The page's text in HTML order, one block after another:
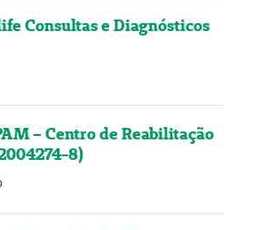
Consultas e Diagnósticos
– Centro de Reabilitação
8)